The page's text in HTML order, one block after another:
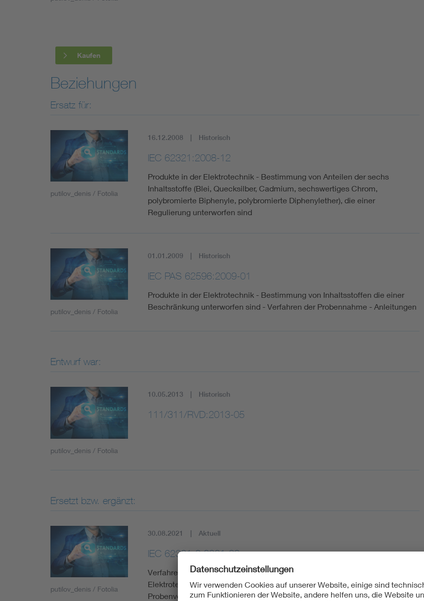
Mobility
Smart Cities
Kaufen
Beziehungen
Ersatz für:
putilov_denis / Fotolia
16.12.2008 Historisch
IEC 62321:2008-12
Produkte in der Elektrotechnik - Bestimmung von Anteilen der sechs
Inhaltsstoffe (Blei, Quecksilber, Cadmium, sechswertiges Chrom,
polybromierte Biphenyle, polybromierte Diphenylether), die einer
Regulierung unterworfen sind
putilov_denis / Fotolia
01.01.2009 Historisch
IEC PAS 62596:2009-01
Produkte in der Elektrotechnik - Bestimmung von Inhaltsstoffen die einer
Beschränkung unterworfen sind - Verfahren der Probennahme - Anleitungen
Entwurf war:
putilov_denis / Fotolia
10.05.2013 Historisch
111/311/RVD:2013-05
Ersetzt bzw. ergänzt:
putilov_denis / Fotolia
30.08.2021 Aktuell
IEC 62321-2:2021-08
Verfahren zur Bestimmung von bestimmten Substanzen in Produkten der
Elektrotechnik - Teil 2: Demontage, Zerlegung und mechanische
Probenvorbereitung